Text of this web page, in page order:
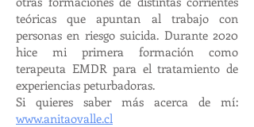
teóricas que apuntan al trabajo con
personas en riesgo suicida. Durante 2020
hice mi primera formación como
terapeuta EMDR para el tratamiento de
experiencias peturbadoras.
Si quieres saber más acerca de mí:
www.anitaovalle.cl